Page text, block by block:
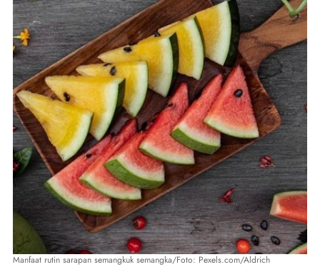
Manfaat rutin sarapan semangkuk semangka/Foto: Pexels.com/Aldrich